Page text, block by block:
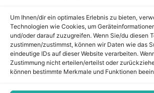
Um Ihnen/dir ein optimales Erlebnis zu bieten,
Technologien wie Cookies, um
und/oder darauf zuzugreifen. Wenn Sie/du diesen
zustimmen/zustimmst, können wir Daten wie das
eindeutige IDs auf dieser Website verarbeiten.
Zustimmung nicht erteilen/erteilst oder
können bestimmte Merkmale und Funktionen
Datenschutz
Cookie-Richtlinie (EU)
to
Top